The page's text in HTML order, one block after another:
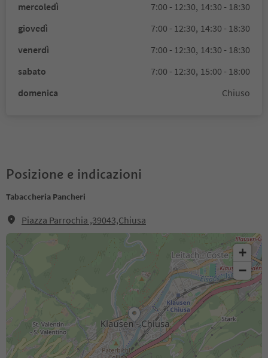
mercoledì
7:00 - 12:30, 14:30 - 18:30
giovedì
7:00 - 12:30, 14:30 - 18:30
venerdì
7:00 - 12:30, 14:30 - 18:30
sabato
7:00 - 12:30, 15:00 - 18:00
domenica
Chiuso
Posizione e indicazioni
Tabaccheria Pancheri
Piazza Parrochia ,39043,Chiusa
+
−